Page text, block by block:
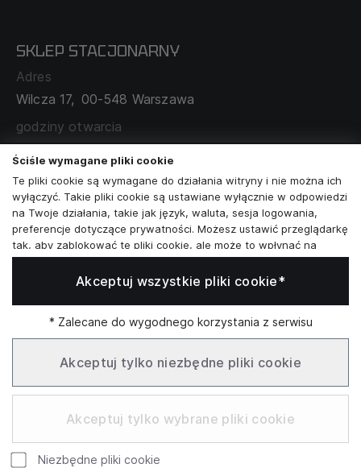
MAPA SERWISU
ZAMÓWIENIA KORPORACYJNE
WSPÓŁPRACA Z PARTNERAMI
SKLEP STACJONARNY
Adres
Wilcza 17, 00-548 Warszawa
godziny otwarcia
poniedziałek - sobota: 11:00 - 19:00
Skontaktuj się z nami
+48573581161
info@reytel.pl
Whatsapp
Infolinia: Pn–Pt 09:00–17:00
Ściśle wymagane pliki cookie
Te pliki cookie są wymagane do działania witryny i nie można ich
wyłączyć. Takie pliki cookie są ustawiane wyłącznie w odpowiedzi
na Twoje działania, takie jak język, waluta, sesja logowania,
preferencje dotyczące prywatności. Możesz ustawić przeglądarkę
tak, aby zablokować te pliki cookie, ale może to wpłynąć na
sposób działania naszej witryny.
Analizy i statystyki
Marketing i retargeting
Te pliki cookie są zwykle ustawiane przez naszych partnerów
marketingowych i reklamowych. Mogą być przez nich
wykorzystywane do tworzenia profilu Twoich zainteresowań, a
następnie wyświetlania odpowiednich reklam. Jeśli nie zezwolisz
Twoich interesów.
Funkcjonalne pliki cookie
Te pliki cookie umożliwiają naszej witrynie oferowanie
Akceptuj wszystkie pliki cookie*
* Zalecane do wygodnego korzystania z serwisu
Akceptuj tylko niezbędne pliki cookie
Akceptuj tylko wybrane pliki cookie
Niezbędne pliki cookie